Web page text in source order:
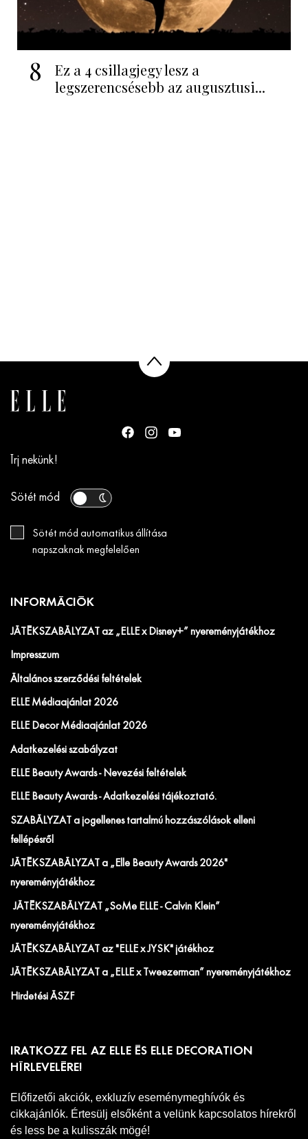
8
Ez a 4 csillagjegy lesz a
legszerencsésebb az augusztusi...
Írj nekünk!
Sötét mód
Sötét mód automatikus állítása
napszaknak megfelelően
INFORMÁCIÓK
JÁTÉKSZABÁLYZAT az „ELLE x Disney+” nyereményjátékhoz
Impresszum
Általános szerződési feltételek
ELLE Médiaajánlat 2026
ELLE Decor Médiaajánlat 2026
Adatkezelési szabályzat
ELLE Beauty Awards - Nevezési feltételek
ELLE Beauty Awards - Adatkezelési tájékoztató.
SZABÁLYZAT a jogellenes tartalmú hozzászólások elleni
fellépésről
JÁTÉKSZABÁLYZAT a „Elle Beauty Awards 2026"
nyereményjátékhoz
JÁTÉKSZABÁLYZAT „SoMe ELLE - Calvin Klein”
nyereményjátékhoz
JÁTÉKSZABÁLYZAT az "ELLE x JYSK" játékhoz
JÁTÉKSZABÁLYZAT a „ELLE x Tweezerman” nyereményjátékhoz
Hirdetési ÁSZF
IRATKOZZ FEL AZ ELLE ÉS ELLE DECORATION
HÍRLEVELÉRE!
Előfizetői akciók, exkluzív eseménymeghívók és
cikkajánlók. Értesülj elsőként a velünk kapcsolatos hírekről
és less be a kulisszák mögé!